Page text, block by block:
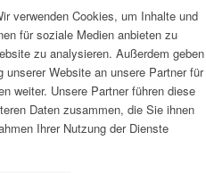
verwenden Cookies, um Inhalte und
für soziale Medien anbieten zu
zu analysieren. Außerdem geben
unserer Website an unsere Partner für
weiter. Unsere Partner führen diese
Daten zusammen, die Sie ihnen
Ihrer Nutzung der Dienste